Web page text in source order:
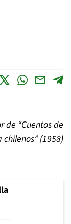
de “Cuentos de
(1958)